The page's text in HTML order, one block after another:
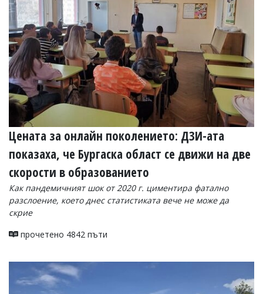
Цената за онлайн поколението: ДЗИ-ата
показаха, че Бургаска област се движи на две
скорости в образованието
Как пандемичният шок от 2020 г. циментира фатално
разслоение, което днес статистиката вече не може да
скрие
прочетено 4842 пъти